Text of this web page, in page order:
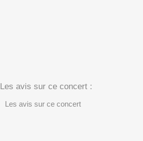
Les avis sur ce concert :
Les avis sur ce concert